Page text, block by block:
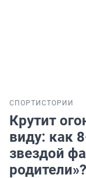
СПОРТ ИСТОРИИ
Крутит
виду: как
звездой
родители»?